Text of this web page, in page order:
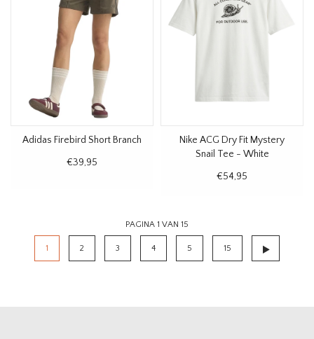
Adidas Firebird Short Branch
€39,95
Nike ACG Dry Fit Mystery
Snail Tee - White
€54,95
PAGINA 1 VAN 15
1 2 3 4 5 15